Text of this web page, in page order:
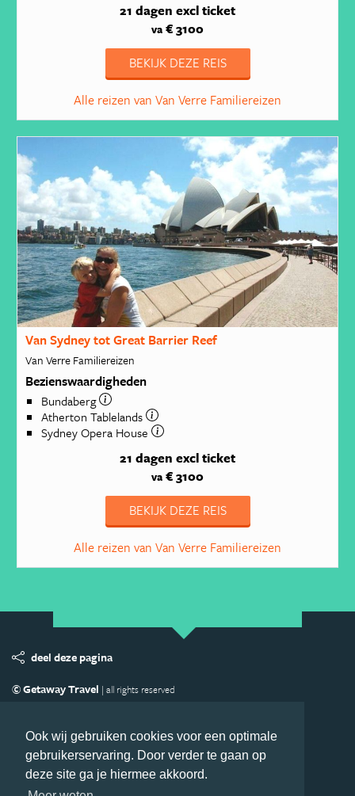
Ook wij gebruiken cookies voor een optimale
gebruikerservaring. Door verder te gaan op
deze site ga je hiermee akkoord.
21 dagen excl ticket
va € 3100
BEKIJK DEZE REIS
Alle reizen van Van Verre Familiereizen
Van Sydney tot Great Barrier Reef
Van Verre Familiereizen
Bezienswaardigheden
Bundaberg
Atherton Tablelands
Sydney Opera House
21 dagen excl ticket
va € 3100
BEKIJK DEZE REIS
Alle reizen van Van Verre Familiereizen
deel deze pagina
© Getaway Travel | all rights reserved
Copyright
Privacy statement Disclaimer
Cookies
Volg Australie.nl
Nieuwsbrief
Facebook